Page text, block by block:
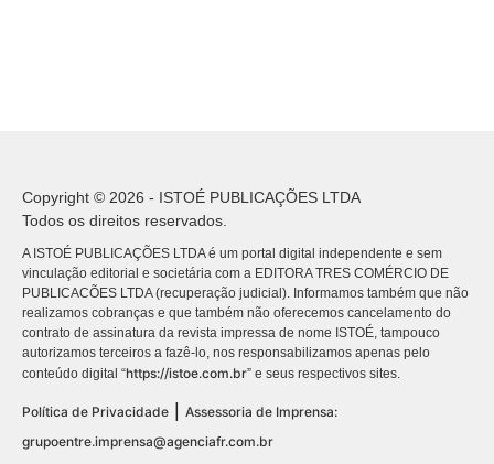
Copyright © 2026 - ISTOÉ PUBLICAÇÕES LTDA
Todos os direitos reservados.
A ISTOÉ PUBLICAÇÕES LTDA é um portal digital independente e sem
vinculação editorial e societária com a EDITORA TRES COMÉRCIO DE
PUBLICACÕES LTDA (recuperação judicial). Informamos também que não
realizamos cobranças e que também não oferecemos cancelamento do
contrato de assinatura da revista impressa de nome ISTOÉ, tampouco
autorizamos terceiros a fazê-lo, nos responsabilizamos apenas pelo
conteúdo digital “https://istoe.com.br” e seus respectivos sites.
Política de Privacidade | Assessoria de Imprensa:
grupoentre.imprensa@agenciafr.com.br